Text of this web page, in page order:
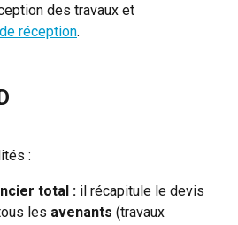
des travaux et
réception.
:
total : il récapitule le devis
les avenants (travaux